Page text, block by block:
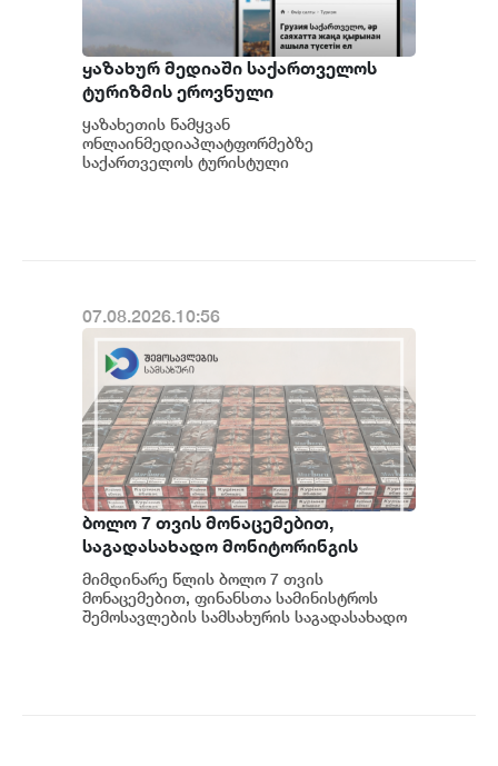
ყაზახურ მედიაში საქართველოს
ტურიზმის ეროვნული
ადმინისტრაციის მარკეტინგული
კამპანიის ფარგლებში სტატიები
მომზადდა
ყაზახეთის წამყვან
ონლაინმედიაპლატფორმებზე
საქართველოს ტურისტული
07.08.2026.10:56
ბოლო 7 თვის მონაცემებით,
საგადასახადო მონიტორინგის
თანამშრომლებმა უაქციზო
თამბაქოს ნაწარმის
მართლსაწინააღმდეგო შენახვა-
მიმდინარე წლის ბოლო 7 თვის
მონაცემებით, ფინანსთა სამინისტროს
შემოსავლების სამსახურის საგადასახადო